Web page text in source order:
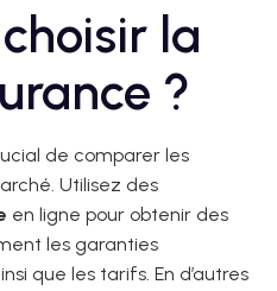
la
?
de comparer les
Utilisez des
en ligne pour obtenir des
les garanties
que les tarifs. En d’autres